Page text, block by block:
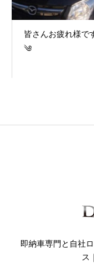
皆さんお疲れ様で
༄
即納車専門と自社
ス